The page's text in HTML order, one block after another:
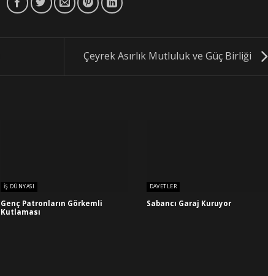
Çeyrek Asırlık Mutluluk ve Güç Birliği
İŞ DÜNYASI
Genç Patronların Görkemli
Kutlaması
DAVETLER
Sabancı Garaj Kuruyor